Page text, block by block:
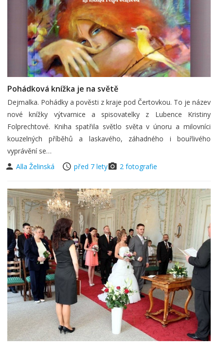
Pohádková knížka je na světě
Dejmalka. Pohádky a pověsti z kraje pod Čertovkou. To je název
nové knížky výtvarnice a spisovatelky z Lubence Kristiny
Folprechtové. Kniha spatřila světlo světa v únoru a milovníci
kouzelných příběhů a laskavého, záhadného i bouřlivého
vyprávění se…
Alla Želinská
před 7 lety 2 fotografie